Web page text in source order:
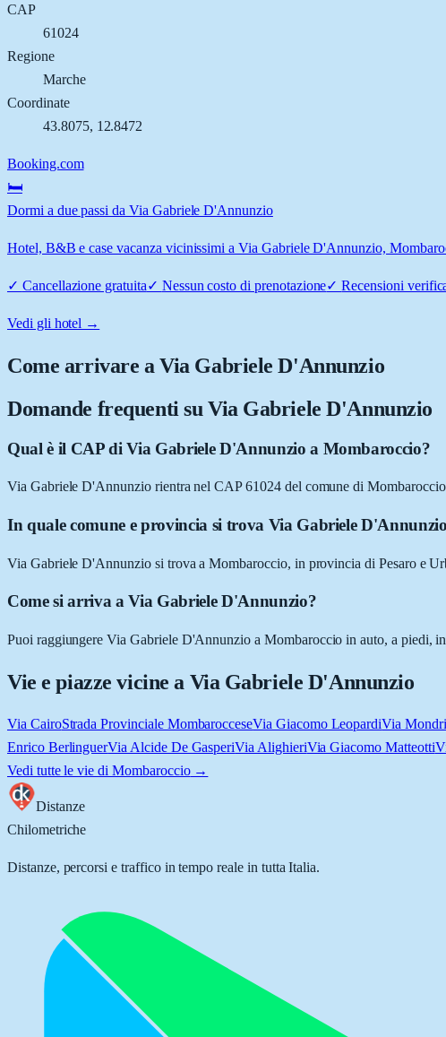
CAP
61024
Regione
Marche
Coordinate
43.8075, 12.8472
Booking.com
🛏️
Dormi a due passi da Via Gabriele D'Annunzio
Hotel, B&B e case vacanza vicinissimi a Via Gabriele D'Annunzio,
✓ Cancellazione gratuita✓ Nessun costo di prenotazione✓Recensioni
Vedi gli hotel →
Come arrivare aVia Gabriele D'Annunzio
Domande frequenti su Via Gabriele D'Annunzio
Qual è il CAP di Via Gabriele D'Annunzio a Mombaroccio?
Via Gabriele D'Annunzio rientra nel CAP 61024 del comune di
In quale comune e provincia si trova Via Gabriele
Via Gabriele D'Annunzio si trova a Mombaroccio, in provincia di Pesaro e
Come si arriva a Via Gabriele D'Annunzio?
Puoi raggiungere Via Gabriele D'Annunzio a Mombaroccio in auto, a piedi,
Vie e piazze vicine a Via Gabriele D'Annunzio
Via CairoStrada Provinciale MombarocceseVia Giacomo LeopardiVia
Enrico BerlinguerVia Alcide De GasperiVia AlighieriVia Giacomo Matteotti
Vedi tutte le vie di Mombaroccio→
Distanze
Chilometriche
Distanze, percorsi e traffico in tempo reale in tutta Italia.